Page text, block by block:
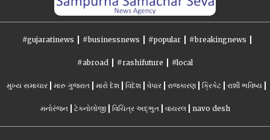
#gujaratinews #businessnews #popular #breakingnews
#abroad #rashifuture #local
મુખ્ય સમાચાર મારુ ગુજરાત મારો દેશ વિદેશ વેપાર રાજકારણ ક્રિકેટ રાશી ભવિષ્ય
મનોરંજન ટેકનોલોજી વિચિત્ર અદ્ભુત વાયરલ navo desh